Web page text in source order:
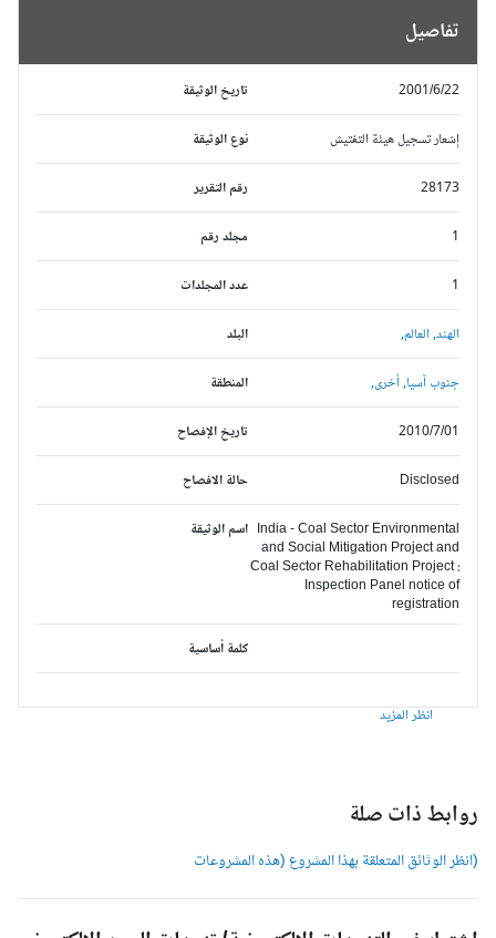
تفاصيل
تاريخ الوثيقة 2001/6/22
نوع الوثيقة إشعار تسجيل هيئة التفتيش
رقم التقرير 28173
مجلد رقم
عدد المجلدات
البلد الهند,العالم,
المنطقة جنوب آسيا,أخرى,
تاريخ الإفصاح 2010/7/01
حالة الافصاح Disclosed
اسم الوثيقة India - Coal Sector Environmental
and Social Mitigation Project and
Coal Sector Rehabilitation Project :
Inspection Panel notice of
registration
كلمة أساسية
انظر المزيد
روابط ذات صلة
(انظر الوثائق المتعلقة بهذا المشروع (هذه المشروعات